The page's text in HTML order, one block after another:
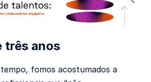
três anos
fomos acostumados a